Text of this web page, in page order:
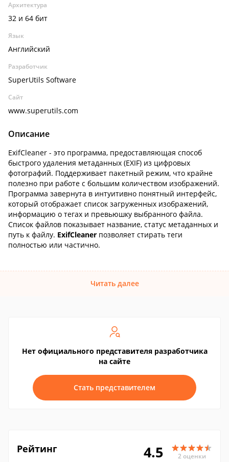
Архитектура
32 и 64 бит
Язык
Английский
Разработчик
SuperUtils Software
Сайт
www.superutils.com
Описание
ExifCleaner - это программа, предоставляющая способ
быстрого удаления метаданных (EXIF) из цифровых
фотографий. Поддерживает пакетный режим, что крайне
полезно при работе с большим количеством изображений.
Программа завернута в интуитивно понятный интерфейс,
который отображает список загруженных изображений,
информацию о тегах и превьюшку выбранного файла.
Список файлов показывает название, статус метаданных и
путь к файлу. ExifCleaner позволяет стирать теги
полностью или частично.
Читать далее
Нет официального представителя разработчика
на сайте
Стать представителем
Рейтинг 4.5 2 оценки